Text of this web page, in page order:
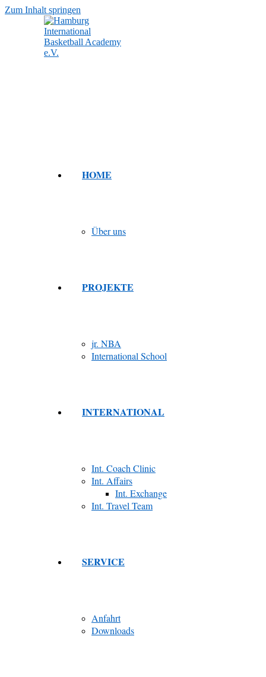
Zum Inhalt springen
HOME
Über uns
PROJEKTE
jr. NBA
International School
INTERNATIONAL
Int. Coach Clinic
Int. Affairs
Int. Exchange
Int. Travel Team
SERVICE
Anfahrt
Downloads